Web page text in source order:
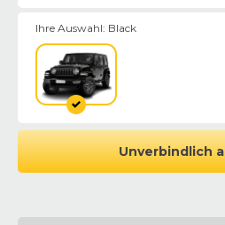
Ihre Auswahl: Black
Unverbindlich